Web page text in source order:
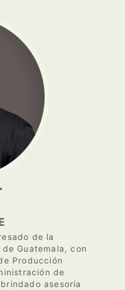
de la
Guatemala, con
Producción
de
asesoría